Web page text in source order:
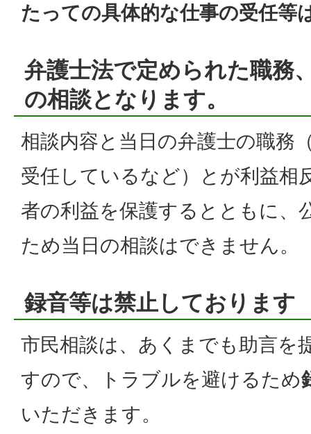
たっての具体的な仕事の受任等
弁護士法で定められた職務
の相談となります。
相談内容と当日の弁護士の職務
受任しているなど）とが利益相
者の利益を保護するとともに、
ため当日の相談はできません。
録音等は禁止しております
市民相談は、あくまでも助言を
すので、トラブルを避けるため
いただきます。